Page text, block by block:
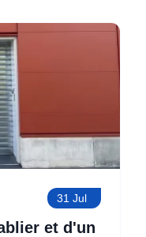
31 Jul
et d'un